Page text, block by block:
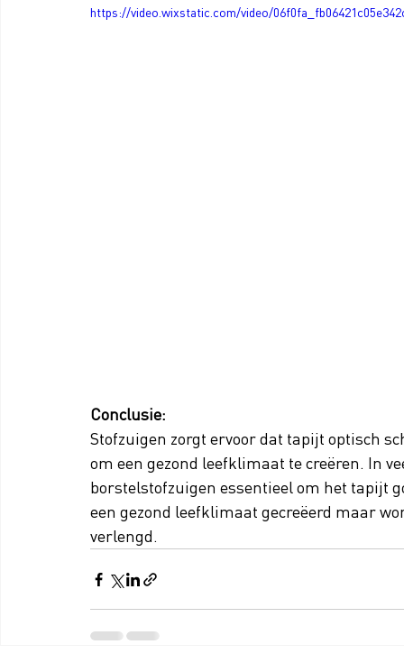
https://video.wixstatic.com/video/
Conclusie:
Stofzuigen zorgt ervoor dat tapijt optisch
om een gezond leefklimaat te creëren. In
borstelstofzuigen essentieel om het tapijt
een gezond leefklimaat gecreëerd maar
verlengd.